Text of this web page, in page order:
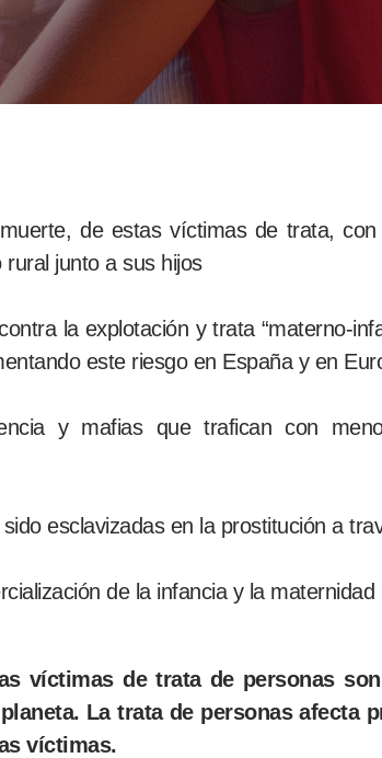
de estas víctimas de trata,
junto a sus hijos
la explotación y trata “materno-
este riesgo en España y en
y mafias que trafican con
esclavizadas en la prostitución a
de la infancia y la
víctimas de trata de personas
La trata de personas afecta
víctimas.